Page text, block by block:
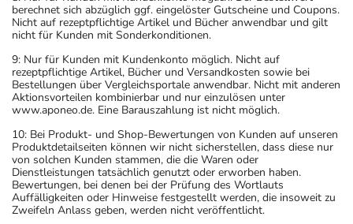
berechnet sich abzüglich ggf. eingelöster Gutscheine und Coupons.
Nicht auf rezeptpflichtige Artikel und Bücher anwendbar und gilt
nicht für Kunden mit Sonderkonditionen.
9: Nur für Kunden mit Kundenkonto möglich. Nicht auf
rezeptpflichtige Artikel, Bücher und Versandkosten sowie bei
Bestellungen über Vergleichsportale anwendbar. Nicht mit anderen
Aktionsvorteilen kombinierbar und nur einzulösen unter
www.aponeo.de. Eine Barauszahlung ist nicht möglich.
10: Bei Produkt- und Shop-Bewertungen von Kunden auf unseren
Produktdetailseiten können wir nicht sicherstellen, dass diese nur
von solchen Kunden stammen, die die Waren oder
Dienstleistungen tatsächlich genutzt oder erworben haben.
Bewertungen, bei denen bei der Prüfung des Wortlauts
Auffälligkeiten oder Hinweise festgestellt werden, die insoweit zu
Zweifeln Anlass geben, werden nicht veröffentlicht.